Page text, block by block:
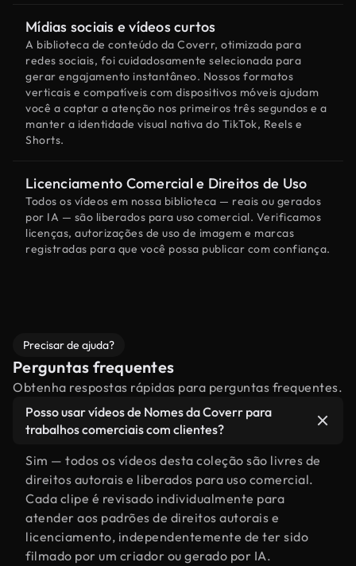
Mídias sociais e vídeos curtos
A biblioteca de conteúdo da Coverr, otimizada para
redes sociais, foi cuidadosamente selecionada para
gerar engajamento instantâneo. Nossos formatos
verticais e compatíveis com dispositivos móveis ajudam
você a captar a atenção nos primeiros três segundos e a
manter a identidade visual nativa do TikTok, Reels e
Shorts.
Licenciamento Comercial e Direitos de Uso
Todos os vídeos em nossa biblioteca — reais ou gerados
por IA — são liberados para uso comercial. Verificamos
licenças, autorizações de uso de imagem e marcas
registradas para que você possa publicar com confiança.
Precisar de ajuda?
Perguntas frequentes
Obtenha respostas rápidas para perguntas frequentes.
Posso usar vídeos de Nomes da Coverr para
trabalhos comerciais com clientes?
Sim — todos os vídeos desta coleção são livres de
direitos autorais e liberados para uso comercial.
Cada clipe é revisado individualmente para
atender aos padrões de direitos autorais e
licenciamento, independentemente de ter sido
filmado por um criador ou gerado por IA.